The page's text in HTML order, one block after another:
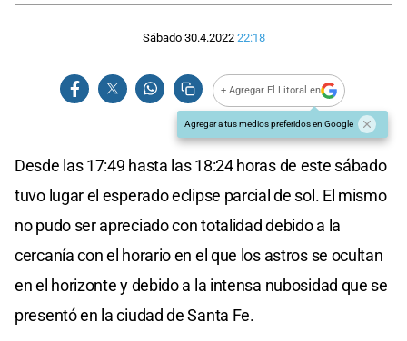
Sábado 30.4.2022 22:18
+ Agregar El Litoral en
Agregar a tus medios preferidos en Google
Desde las 17:49 hasta las 18:24 horas de este sábado
tuvo lugar el esperado eclipse parcial de sol. El mismo
no pudo ser apreciado con totalidad debido a la
cercanía con el horario en el que los astros se ocultan
en el horizonte y debido a la intensa nubosidad que se
presentó en la ciudad de Santa Fe.